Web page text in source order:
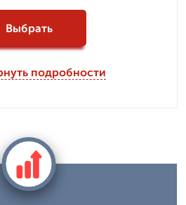
Выбрать
подробности